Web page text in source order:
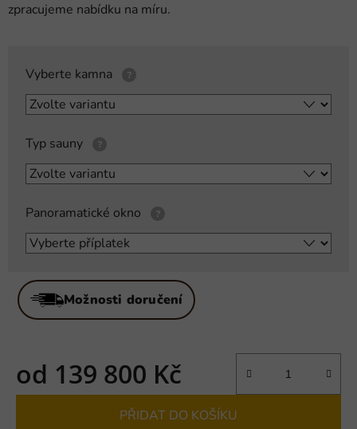
zpracujeme nabídku na míru.
Vyberte kamna ?
Typ sauny ?
Panoramatické okno ?
Možnosti doručení
od 139 800 Kč
Měrná cena:
PŘIDAT DO KOŠÍKU